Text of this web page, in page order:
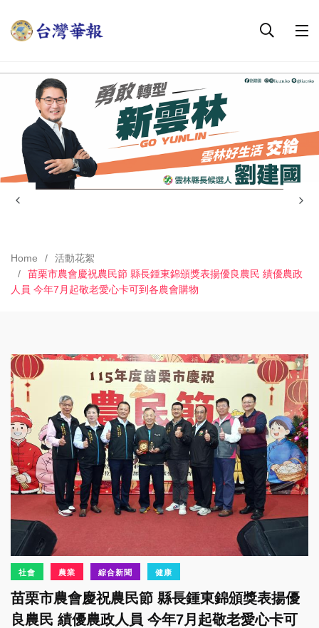
Home
活動花絮
苗栗市農會慶祝農民節 縣長鍾東錦頒獎表揚優良農民 績優農政
人員 今年7月起敬老愛心卡可到各農會購物
社會 農業 綜合新聞 健康
苗栗市農會慶祝農民節 縣長鍾東錦頒獎表揚優
良農民 績優農政人員 今年7月起敬老愛心卡可